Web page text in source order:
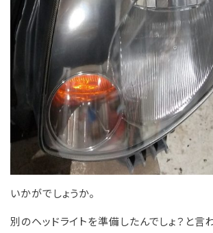
いかがでしょうか。
別のヘッドライトを準備したんでしょ？と言